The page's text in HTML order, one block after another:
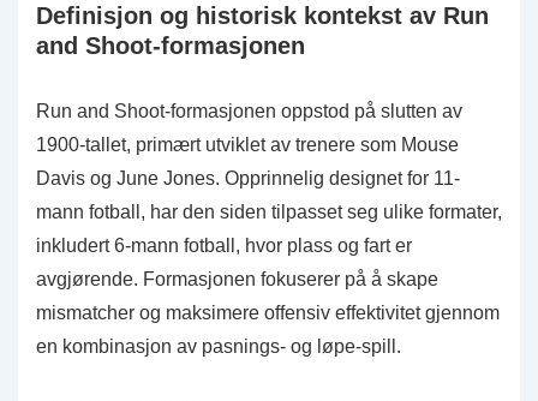
Definisjon og historisk kontekst av Run
and Shoot-formasjonen
Run and Shoot-formasjonen oppstod på slutten av
1900-tallet, primært utviklet av trenere som Mouse
Davis og June Jones. Opprinnelig designet for 11-
mann fotball, har den siden tilpasset seg ulike formater,
inkludert 6-mann fotball, hvor plass og fart er
avgjørende. Formasjonen fokuserer på å skape
mismatcher og maksimere offensiv effektivitet gjennom
en kombinasjon av pasnings- og løpe-spill.